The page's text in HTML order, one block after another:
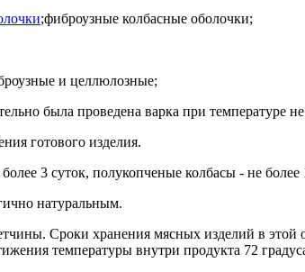
;фиброузные колбасные оболочки;
и целлюлозные;
была проведена варка при температуре
готового изделия.
3 суток, полукопченые колбасы - не
натуральным.
Сроки хранения мясных изделий в этой
температуры внутри продукта 72